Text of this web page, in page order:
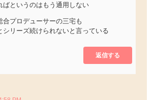
ばというのはもう通用しない
合プロデューサーの三宅も
シリーズ続けられないと言っている
返信する